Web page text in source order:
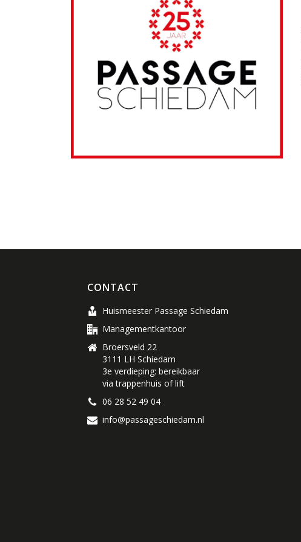
CONTACT
Huismeester Passage Schiedam
Managementkantoor
Broersveld 22
3111 LH Schiedam
3e verdieping: bereikbaar
via trappenhuis of lift
06 28 52 49 04
info@passageschiedam.nl